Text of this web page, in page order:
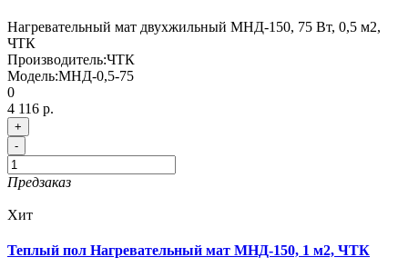
Нагревательный мат двухжильный МНД-150, 75 Вт, 0,5 м2,
ЧТК
Производитель:ЧТК
Модель:МНД-0,5-75
0
4 116 р.
+
-
Предзаказ
Хит
Теплый пол Нагревательный мат МНД-150, 1 м2, ЧТК